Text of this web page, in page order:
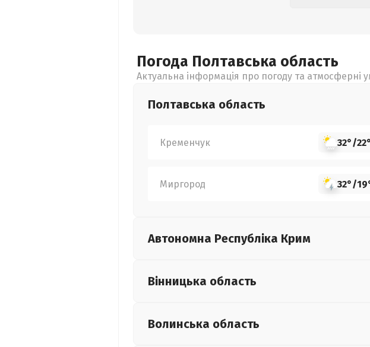
Погода Полтавська область
Актуальна інформація про погоду та атмосферні
Полтавська область
Кременчук 32°/22°
Миргород 32°/
Автономна Республіка Крим
Вінницька область
Волинська область